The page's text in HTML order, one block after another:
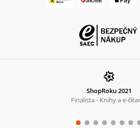
ShopRoku 2021
Finalista - Knihy a e-